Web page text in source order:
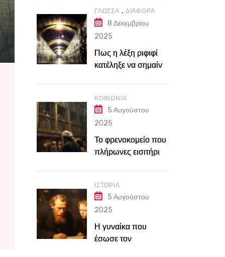
ΓΛΏΣΣΑ , ΔΙΆΦΟΡΑ
8 Δεκεμβρίου
2025
Πως η λέξη ριφιφί
κατέληξε να σημαίνει
ΚΟΙΝΩΝΊΑ
5 Αυγούστου
2025
Το φρενοκομείο που
πλήρωνες εισιτήριο
φρίκη του Bedlam
στο Λονδίνο του
18ου αιώνα
ΙΣΤΟΡΊΑ
5 Αυγούστου
2025
Η γυναίκα που
έσωσε τον